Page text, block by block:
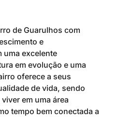
de Guarulhos com
e
uma excelente
em evolução e uma
oferece a seus
de vida, sendo
em uma área
tempo bem conectada a